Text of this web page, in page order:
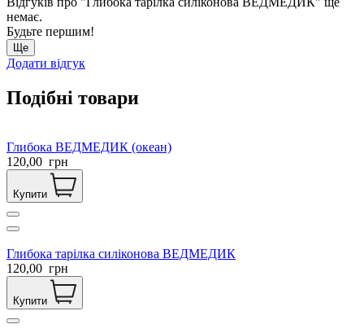
немає.
Будьте першим!
Ще
Додати відгук
Подібні товари
Глибока ВЕДМЕДИК (океан)
120,00 грн
Купити
Глибока тарілка силіконова ВЕДМЕДИК
120,00 грн
Купити